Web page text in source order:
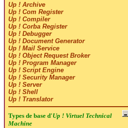
Up ! Archive
Up ! Com Register
Up ! Compiler
Up ! Corba Register
Up ! Debugger
Up ! Document Generator
Up ! Mail Service
Up ! Object Request Broker
Up ! Program Manager
Up ! Script Engine
Up ! Security Manager
Up ! Server
Up ! Shell
Up ! Translator
Types de base d'Up ! Virtuel Technical
Machine